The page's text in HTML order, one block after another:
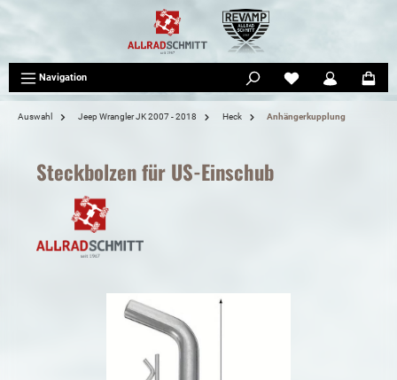
Navigation
Auswahl Jeep Wrangler JK 2007 - 2018 Heck Anhängerkupplung
Steckbolzen für US-Einschub